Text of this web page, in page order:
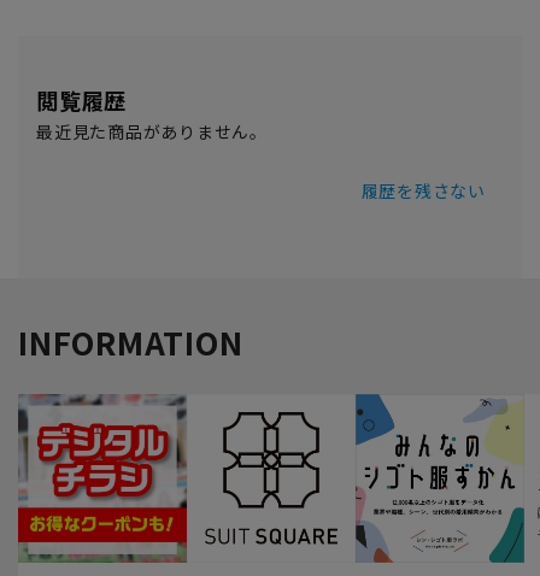
閲覧履歴
最近見た商品がありません。
履歴を残さない
INFORMATION